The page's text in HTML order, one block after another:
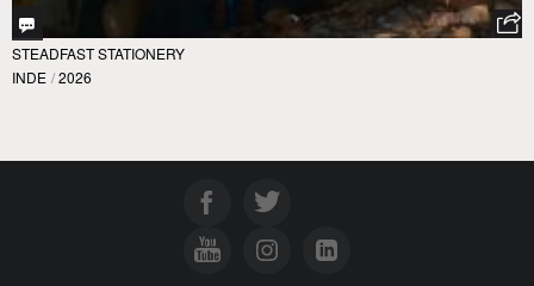
STEADFAST STATIONERY
INDE / 2026